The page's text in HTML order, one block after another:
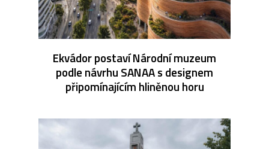
Ekvádor postaví Národní muzeum
podle návrhu SANAA s designem
připomínajícím hliněnou horu